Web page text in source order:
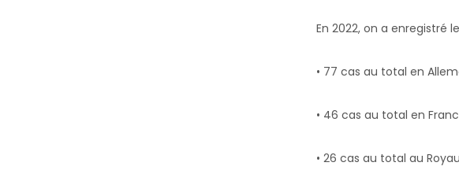
En 2022, on a enregistré
• 77 cas au total en
• 46 cas au total en
• 26 cas au total au